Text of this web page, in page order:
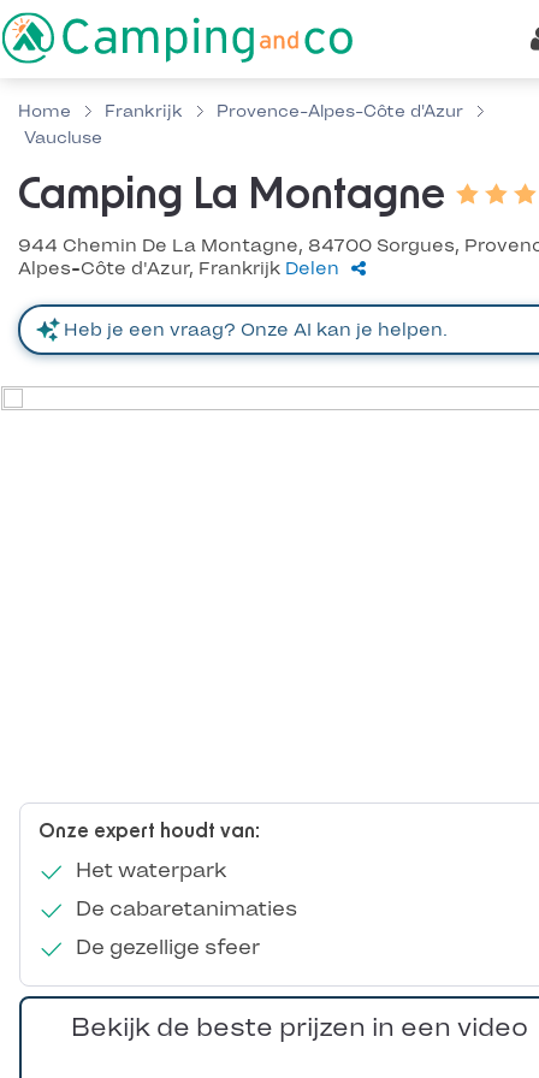
Home Frankrijk
Provence-Alpes-Côte d'Azur
Vaucluse
Camping La Montagne
944 Chemin De La Montagne, 84700 Sorgues,
Alpes-Côte d'Azur, Frankrijk Delen
Onze expert houdt van:
Het waterpark
De cabaretanimaties
De gezellige sfeer
Bekijk de beste prijzen in een video